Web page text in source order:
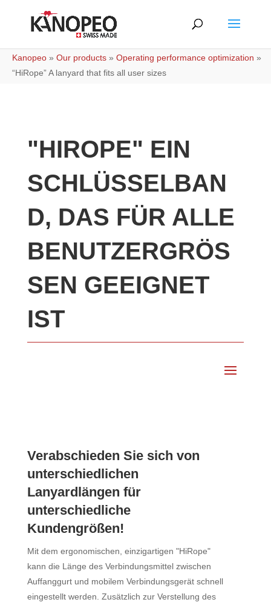
Kanopeo » Our products » Operating performance optimization »
“HiRope” A lanyard that fits all user sizes
"HIROPE" EIN
SCHLÜSSELBAN
D, DAS FÜR ALLE
BENUTZERGRÖSS
EN GEEIGNET I
ST
Verabschieden Sie sich von
unterschiedlichen
Lanyardlängen für
unterschiedliche
Kundengrößen!
Mit dem ergonomischen, einzigartigen "HiRope"
kann die Länge des Verbindungsmittel zwischen
Auffanggurt und mobilem Verbindungsgerät schnell
eingestellt werden. Zusätzlich zur Verstellung des